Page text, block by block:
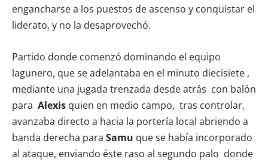
engancharse a los puestos de ascenso y conquistar el
liderato, y no la desaprovechó.
Partido donde comenzó dominando el equipo
lagunero, que se adelantaba en el minuto diecisiete ,
mediante una jugada trenzada desde atrás con balón
para Alexis quien en medio campo, tras controlar,
avanzaba directo a hacia la portería local abriendo a
banda derecha para Samu que se había incorporado
al ataque, enviando éste raso al segundo palo donde